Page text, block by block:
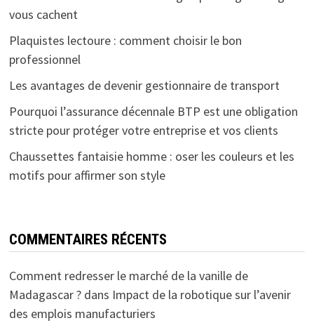
vous cachent
Plaquistes lectoure : comment choisir le bon
professionnel
Les avantages de devenir gestionnaire de transport
Pourquoi l’assurance décennale BTP est une obligation
stricte pour protéger votre entreprise et vos clients
Chaussettes fantaisie homme : oser les couleurs et les
motifs pour affirmer son style
COMMENTAIRES RÉCENTS
Comment redresser le marché de la vanille de
Madagascar ?dans Impact de la robotique sur l’avenir
des emplois manufacturiers